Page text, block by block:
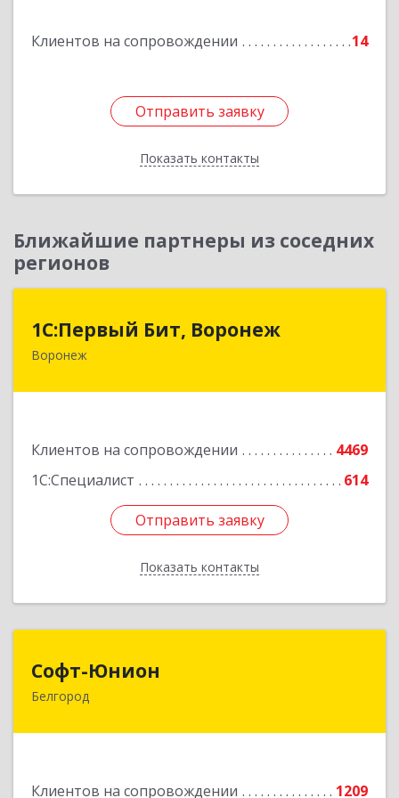
Клиентов на сопровождении 14
Отправить заявку
Показать контакты
Отправить заявку
Назад
Ближайшие партнеры из соседних
регионов
1С:Первый Бит, Воронеж
Воронеж
Клиентов на сопровождении
4469
1С:Специалист
614
Отправить заявку
Показать контакты
1С:Первый Бит, Воронеж
394006, Воронежская обл, Воронеж г, 20-летия
Отправить заявку
Назад
Софт-Юнион
Белгород
Клиентов на сопровождении
1209
308014, Белгородская обл, Белгород г, Садовая